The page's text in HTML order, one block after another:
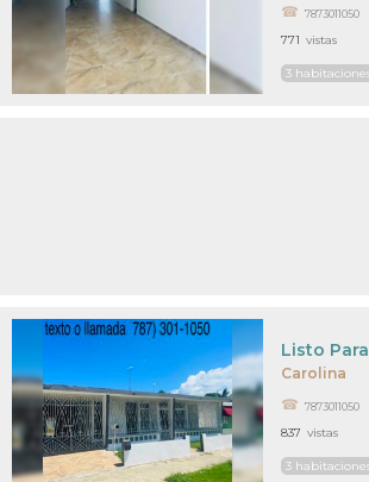
7873011050
3
771 vistas
Carolina
Listo
7873011050
3
837 vistas